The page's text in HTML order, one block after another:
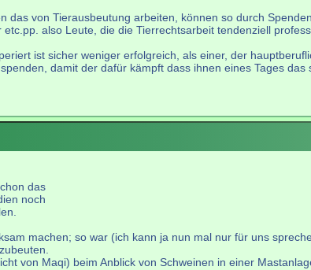
das von Tierausbeutung arbeiten, können so durch
also Leute, die die Tierrechtsarbeit tendenziell
ist sicher weniger erfolgreich, als einer, der
damit der dafür kämpft dass ihnen eines Tages
das
noch
machen; so war (ich kann ja nun mal nur für uns
von Maqi) beim Anblick von Schweinen in einer